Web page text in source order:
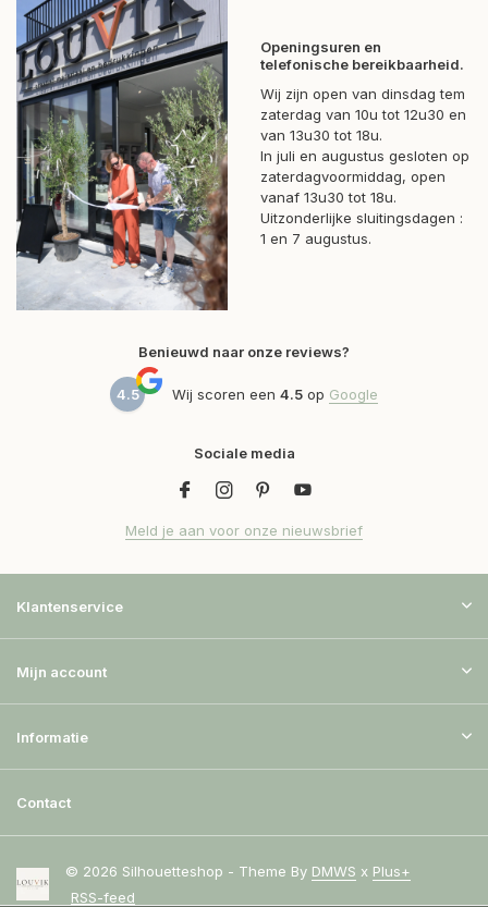
Openingsuren en
telefonische bereikbaarheid.
Wij zijn open van dinsdag tem
zaterdag van 10u tot 12u30 en
van 13u30 tot 18u.
In juli en augustus gesloten op
zaterdagvoormiddag, open
vanaf 13u30 tot 18u.
Uitzonderlijke sluitingsdagen :
1 en 7 augustus.
Benieuwd naar onze reviews?
4.5 Wij scoren een 4.5 op Google
Sociale media
Meld je aan voor onze nieuwsbrief
Klantenservice
Mijn account
Informatie
Contact
© 2026 Silhouetteshop - Theme By DMWS x Plus+
RSS-feed